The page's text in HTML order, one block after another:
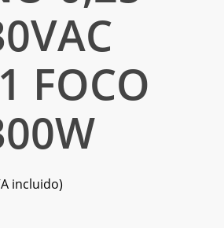
FOCO
incluido)